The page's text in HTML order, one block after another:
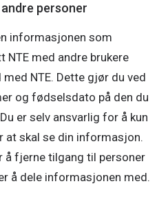
personer
informasjonen som
med andre brukere
NTE. Dette gjør du ved
og fødselsdato på den du
er selv ansvarlig for å kun
at skal se din informasjon.
å fjerne tilgang til personer
å dele informasjonen med.